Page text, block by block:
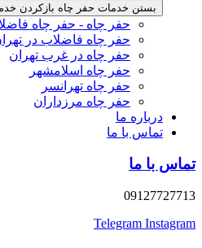
بستن خدمات حفر چاه بازکردن
حفر چاه - حفر چاه
حفر چاه فاضلاب در
حفر چاه در غرب تهران
حفر چاه اسلامشهر
حفر چاه تهرانسر
حفر چاه مرزداران
درباره ما
تماس با ما
تماس با ما
09127727713
Telegram Instagram